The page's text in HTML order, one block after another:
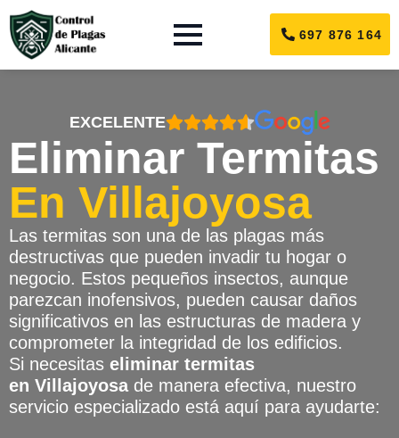
697 876 164
EXCELENTE
Eliminar Termitas
En Villajoyosa
Las termitas son una de las plagas más
destructivas que pueden invadir tu hogar o
negocio. Estos pequeños insectos, aunque
parezcan inofensivos, pueden causar daños
significativos en las estructuras de madera y
comprometer la integridad de los edificios.
Si necesitas eliminar termitas
en Villajoyosade manera efectiva, nuestro
servicio especializado está aquí para ayudarte: